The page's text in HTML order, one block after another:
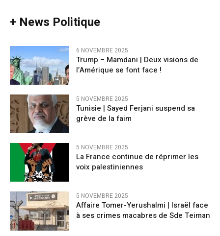
+ News Politique
6 NOVEMBRE 2025
Trump – Mamdani | Deux visions de
l’Amérique se font face !
5 NOVEMBRE 2025
Tunisie | Sayed Ferjani suspend sa
grève de la faim
5 NOVEMBRE 2025
La France continue de réprimer les
voix palestiniennes
5 NOVEMBRE 2025
Affaire Tomer-Yerushalmi | Israël face
à ses crimes macabres de Sde Teiman